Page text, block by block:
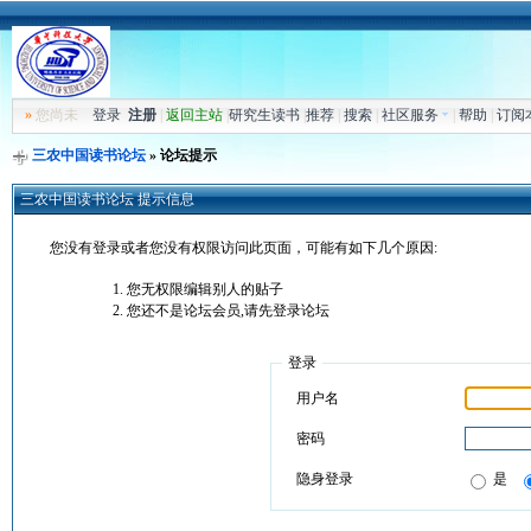
»您尚未 登录 注册| 返回主站| 研究生读书| 推荐| 搜索| 社区服务 帮助 订阅
三农中国读书论坛» 论坛提示
三农中国读书论坛 提示信息
您没有登录或者您没有权限访问此页面，可能有如下几个原因:
您无权限编辑别人的贴子
您还不是论坛会员,请先登录论坛
登录
用户名
密码
隐身登录 是